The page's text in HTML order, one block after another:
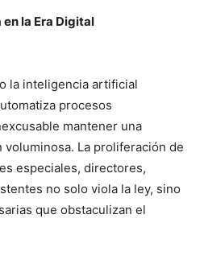
la Era Digital
la inteligencia artificial
procesos
mantener una
La proliferación de
especiales, directores,
no solo viola la ley, sino
que obstaculizan el